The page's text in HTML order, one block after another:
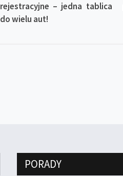
rejestracyjne – jedna tablica
do wielu aut!
PORADY